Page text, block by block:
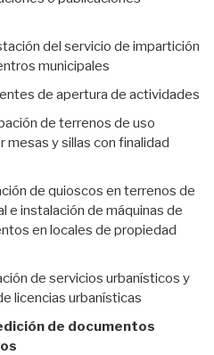
del servicio de impartición
municipales
de apertura de actividades
de terrenos de uso
mesas y sillas con finalidad
de quioscos en terrenos de
e instalación de máquinas de
en locales de propiedad
de servicios urbanísticos y
licencias urbanísticas
de documentos